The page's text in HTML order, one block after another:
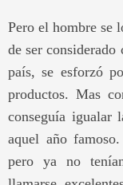
Pero el hombre se
de ser
país, se esforzó
productos. Mas
conseguía igualar
aquel año
pero ya no